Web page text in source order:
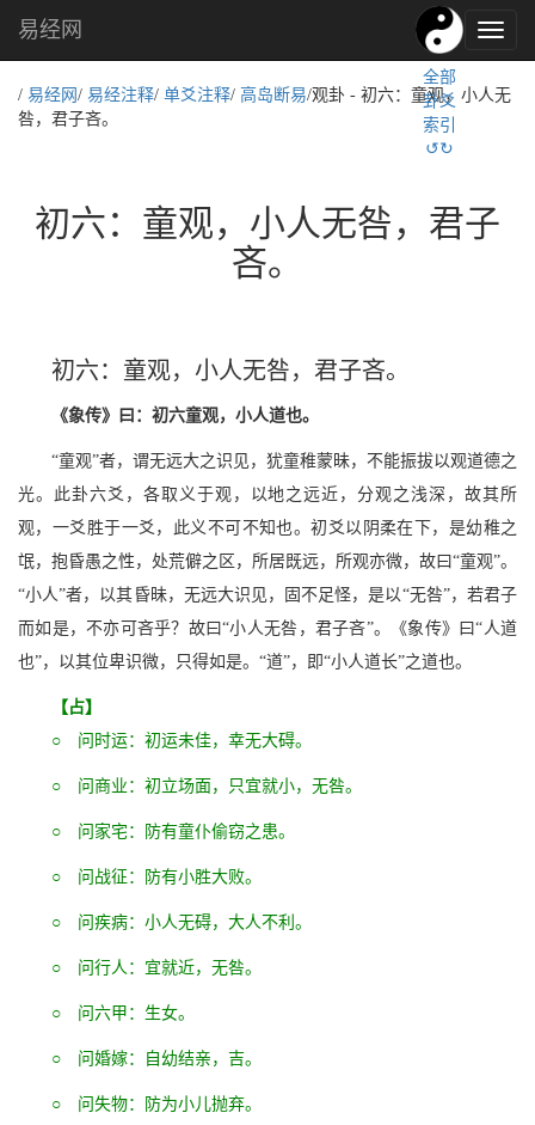
易
经
化,
易经网
全部
卦爻
索引
↺↻
/ 易经网 / 易经注释/ 单爻注释/ 高岛断易/观卦 - 初六：童观，小人无
咎，君子吝。
初六：童观，小人无咎，君子
吝。
初六：童观，小人无咎，君子吝。
《象传》曰：初六童观，小人道也。
“童观”者，谓无远大之识见，犹童稚蒙昧，不能振拔以观道德之
光。此卦六爻，各取义于观，以地之远近，分观之浅深，故其所
观，一爻胜于一爻，此义不可不知也。初爻以阴柔在下，是幼稚之
氓，抱昏愚之性，处荒僻之区，所居既远，所观亦微，故曰“童观”。
“小人”者，以其昏昧，无远大识见，固不足怪，是以“无咎”，若君子
而如是，不亦可吝乎？故曰“小人无咎，君子吝”。《象传》曰“人道
也”，以其位卑识微，只得如是。“道”，即“小人道长”之道也。
【占】
○ 问时运：初运未佳，幸无大碍。
○ 问商业：初立场面，只宜就小，无咎。
○ 问家宅：防有童仆偷窃之患。
○ 问战征：防有小胜大败。
○ 问疾病：小人无碍，大人不利。
○ 问行人：宜就近，无咎。
○ 问六甲：生女。
○ 问婚嫁：自幼结亲，吉。
○ 问失物：防为小儿抛弃。